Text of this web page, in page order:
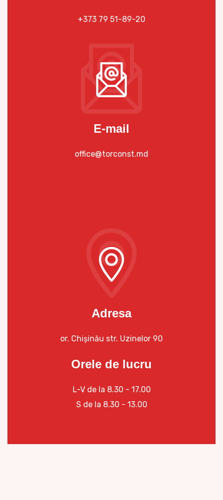
+373 79 51-89-20
E-mail
office@torconst.md
Adresa
or. Chișinău str. Uzinelor 90
Orele de lucru
L-V de la 8.30 - 17.00
S de la 8.30 - 13.00